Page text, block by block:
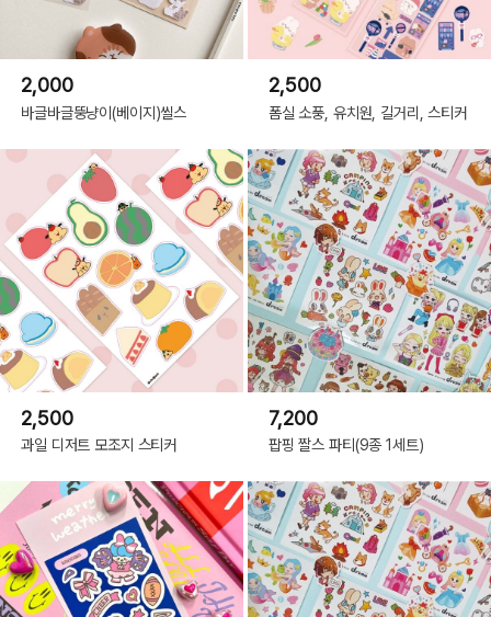
2,000
바글바글뚱냥이(베이지)씰스
2,500
폼실 소풍, 유치원, 길거리, 스티커
2,500
과일 디저트 모조지 스티커
7,200
팝핑 짤스 파티(9종 1세트)